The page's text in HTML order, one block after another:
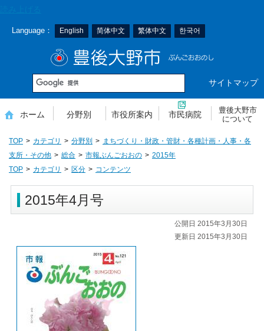
Language： English 简体中文 繁体中文 한국어
サイトマップ
ホーム 分野別 市役所案内 市民病院
豊後大野市
について
TOP カテゴリ 分野別
まちづくり・財政・管財・各種計画・人事・各
支所・その他
総合 市報ぶんごおおの
2015年
TOP
カテゴリ 区分 コンテンツ
2015年4月号
公開日 2015年3月30日
更新日 2015年3月30日